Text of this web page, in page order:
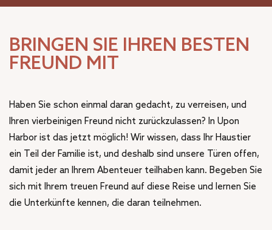
BRINGEN SIE IHREN BESTEN
FREUND MIT
Haben Sie schon einmal daran gedacht, zu verreisen, und
Ihren vierbeinigen Freund nicht zurückzulassen? In Upon
Harbor ist das jetzt möglich! Wir wissen, dass Ihr Haustier
ein Teil der Familie ist, und deshalb sind unsere Türen offen,
damit jeder an Ihrem Abenteuer teilhaben kann. Begeben Sie
sich mit Ihrem treuen Freund auf diese Reise und lernen Sie
die Unterkünfte kennen, die daran teilnehmen.